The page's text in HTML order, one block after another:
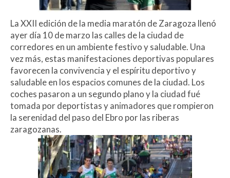
La XXII edición de la media maratón de Zaragoza llenó
ayer día 10 de marzo las calles de la ciudad de
corredores en un ambiente festivo y saludable. Una
vez más, estas manifestaciones deportivas populares
favorecen la convivencia y el espíritu deportivo y
saludable en los espacios comunes de la ciudad. Los
coches pasaron a un segundo plano y la ciudad fué
tomada por deportistas y animadores que rompieron
la serenidad del paso del Ebro por las riberas
zaragozanas.